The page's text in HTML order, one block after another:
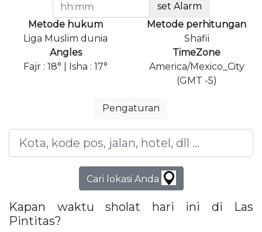
set Alarm
Metode hukum
Liga Muslim dunia
Metode perhitungan
Shafii
Angles
Fajr : 18° | Isha : 17°
TimeZone
America/Mexico_City
(GMT -5)
Pengaturan
Cari lokasi Anda
Kapan waktu sholat hari ini di Las
Pintitas?